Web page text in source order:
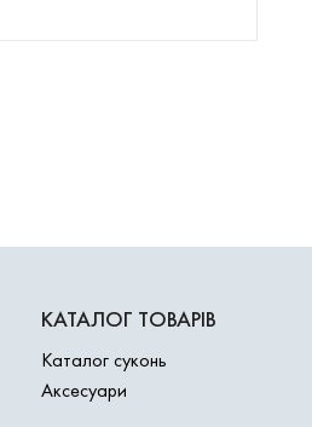
КАТАЛОГ ТОВАРІВ
Каталог суконь
Аксесуари